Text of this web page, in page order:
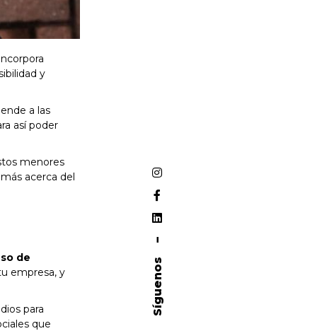
Síguenos
y
a las
así poder
menores
acerca del
de
empresa, y
para
que